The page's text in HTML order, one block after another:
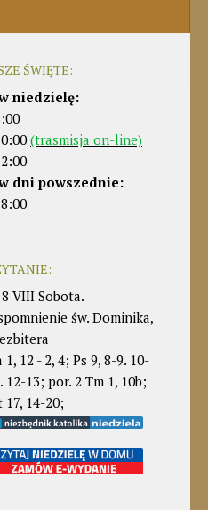
ŚWIĘTE:
niedzielę:
(trasmisja on-line)
dni powszednie:
8 VIII Sobota.
św. Dominika,
1, 12 - 2, 4; Ps 9, 8-9. 10-
12-13; por. 2 Tm 1, 10b;
17, 14-20;